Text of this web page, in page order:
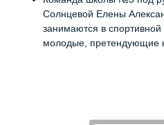
Солнцевой Елены
занимаются в
молодые, претендующие